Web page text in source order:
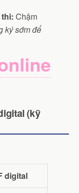
Chậm
ký sớm để
(kỹ
digital